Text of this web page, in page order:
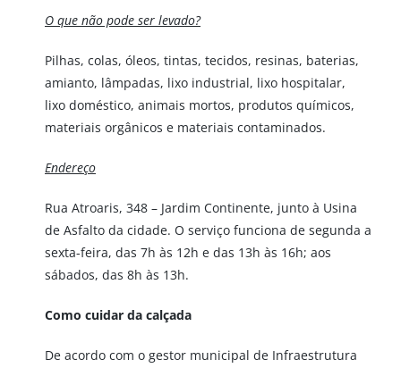
O que não pode ser levado?
Pilhas, colas, óleos, tintas, tecidos, resinas, baterias,
amianto, lâmpadas, lixo industrial, lixo hospitalar,
lixo doméstico, animais mortos, produtos químicos,
materiais orgânicos e materiais contaminados.
Endereço
Rua Atroaris, 348 – Jardim Continente, junto à Usina
de Asfalto da cidade. O serviço funciona de segunda a
sexta-feira, das 7h às 12h e das 13h às 16h; aos
sábados, das 8h às 13h.
Como cuidar da calçada
De acordo com o gestor municipal de Infraestrutura